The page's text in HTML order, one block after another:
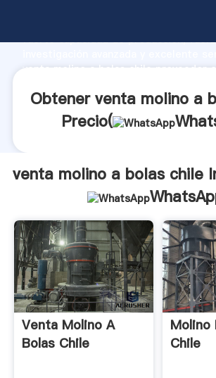
fuerte capacidad de producción,
venta molino a bolas chile proveedor
Obtener venta molino a
Precio(
venta molino a bolas chile
Venta Molino A
Bolas Chile
Molino
Chile